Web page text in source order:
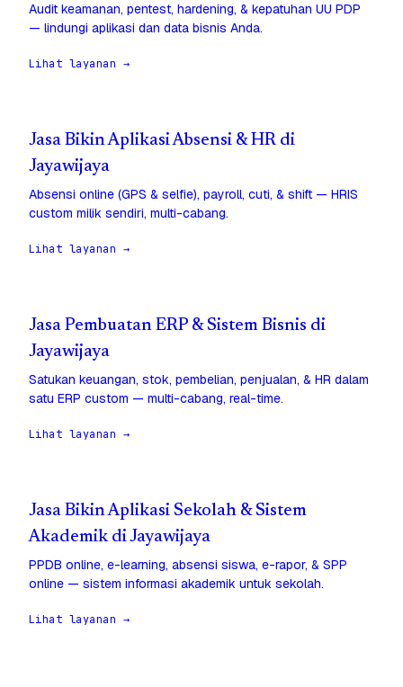
Audit keamanan, pentest, hardening, & kepatuhan UU PDP
— lindungi aplikasi dan data bisnis Anda.
Lihat layanan →
Jasa Bikin Aplikasi Absensi & HR di
Jayawijaya
Absensi online (GPS & selfie), payroll, cuti, & shift — HRIS
custom milik sendiri, multi-cabang.
Lihat layanan →
Jasa Pembuatan ERP & Sistem Bisnis di
Jayawijaya
Satukan keuangan, stok, pembelian, penjualan, & HR dalam
satu ERP custom — multi-cabang, real-time.
Lihat layanan →
Jasa Bikin Aplikasi Sekolah & Sistem
Akademik di Jayawijaya
PPDB online, e-learning, absensi siswa, e-rapor, & SPP
online — sistem informasi akademik untuk sekolah.
Lihat layanan →